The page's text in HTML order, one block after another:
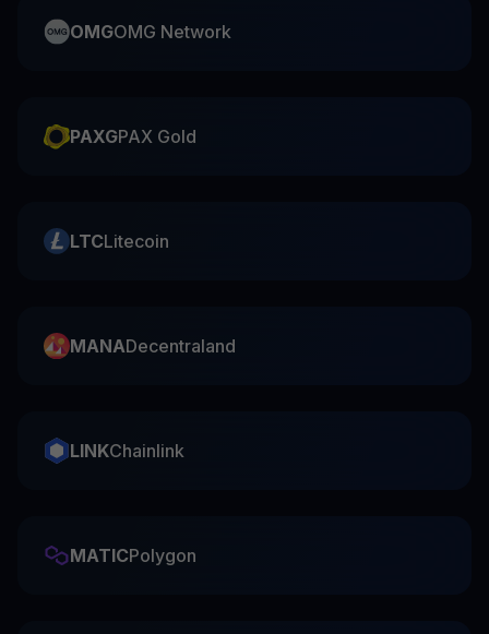
OMGOMG Network
PAXGPAX Gold
LTCLitecoin
MANADecentraland
LINKChainlink
MATICPolygon